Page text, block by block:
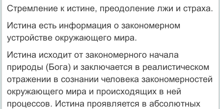
Стремление к истине, преодоление лжи и страха.
Истина есть информация о закономерном
устройстве окружающего мира.
Истина исходит от закономерного начала
природы (Бога) и заключается в реалистическом
отражении в сознании человека закономерностей
окружающего мира и происходящих в ней
процессов. Истина проявляется в абсолютных